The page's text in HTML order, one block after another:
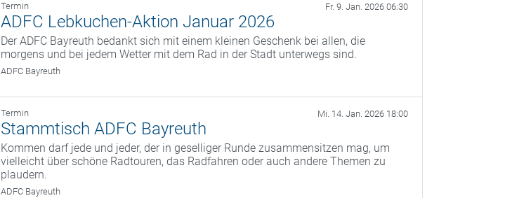
Termin Fr. 9. Jan. 2026 06:30
ADFC Lebkuchen-Aktion Januar 2026
Der ADFC Bayreuth bedankt sich mit einem kleinen Geschenk bei allen, die
morgens und bei jedem Wetter mit dem Rad in der Stadt unterwegs sind.
ADFC Bayreuth
Termin Mi. 14. Jan. 2026 18:00
Stammtisch ADFC Bayreuth
Kommen darf jede und jeder, der in geselliger Runde zusammensitzen mag, um
vielleicht über schöne Radtouren, das Radfahren oder auch andere Themen zu
plaudern.
ADFC Bayreuth